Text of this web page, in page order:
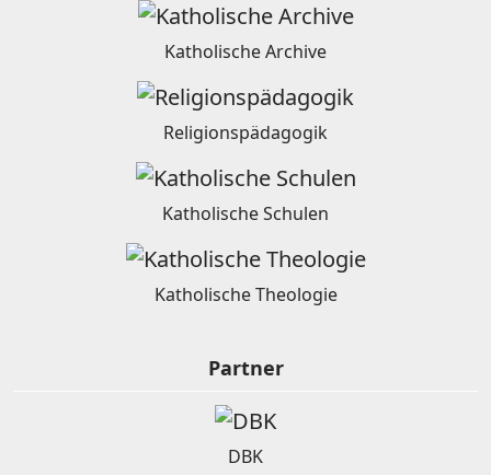
Katholische Archive
Religionspädagogik
Katholische Schulen
Katholische Theologie
Partner
DBK